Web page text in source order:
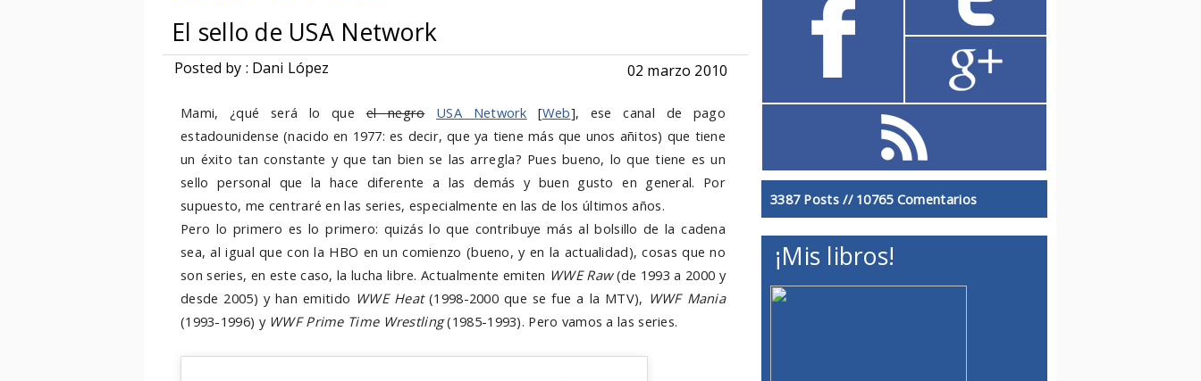
El sello de USA Network
Posted by : Dani López 02 marzo 2010
Mami, ¿qué será lo queel negro USA Network [Web], ese canal de pago
estadounidense (nacido en 1977: es decir, que ya tiene más que unos añitos) que tiene
un éxito tan constante y que tan bien se las arregla? Pues bueno, lo que tiene es un
sello personal que la hace diferente a las demás y buen gusto en general. Por
supuesto, me centraré en las series, especialmente en las de los últimos años.
Pero lo primero es lo primero: quizás lo que contribuye más al bolsillo de la cadena
sea, al igual que con la HBO en un comienzo (bueno, y en la actualidad), cosas que no
son series, en este caso, la lucha libre. Actualmente emiten WWE Raw(de 1993 a 2000 y
desde 2005) y han emitido WWE Heat(1998-2000 que se fue a la MTV), WWF Mania
(1993-1996) y WWF Prime Time Wrestling(1985-1993). Pero vamos a las series.
3387 Posts // 10765 Comentarios
¡Mis libros!